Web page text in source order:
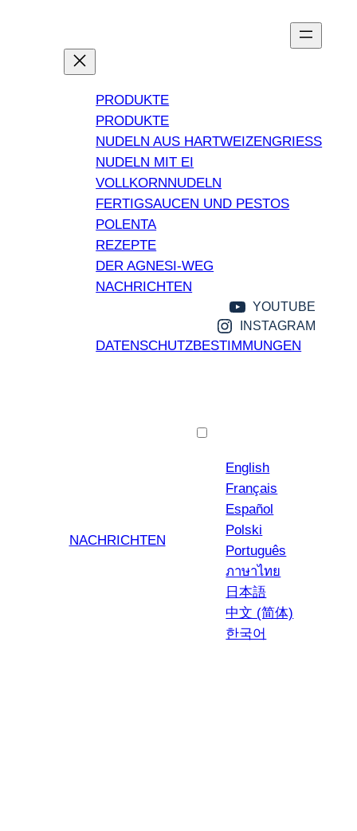
PRODUKTE
PRODUKTE
NUDELN AUS HARTWEIZENGRIESS
NUDELN MIT EI
VOLLKORNNUDELN
FERTIGSAUCEN UND PESTOS
POLENTA
REZEPTE
DER AGNESI-WEG
NACHRICHTEN
YOUTUBE
INSTAGRAM
DATENSCHUTZBESTIMMUNGEN
NACHRICHTEN
English
Français
Español
Polski
Português
ภาษาไทย
日本語
中文 (简体)
한국어